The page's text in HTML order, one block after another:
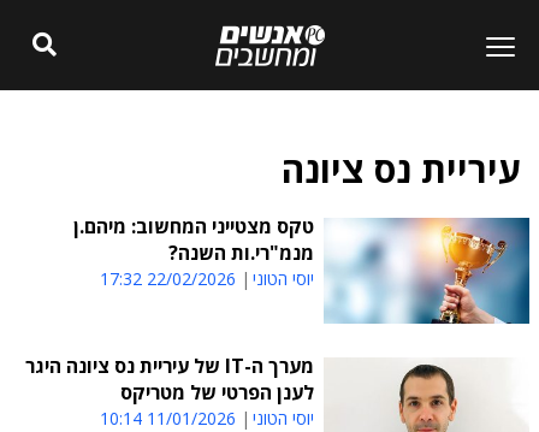
עיריית נס ציונה
טקס מצטייני המחשוב: מיהם.ן
מנמ"רי.ות השנה?
יוסי הטוני 22/02/2026 17:32
מערך ה-IT של עיריית נס ציונה היגר
לענן הפרטי של מטריקס
יוסי הטוני 11/01/2026 10:14